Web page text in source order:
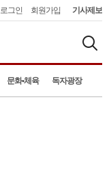
로그인 회원가입 기사제보
문화•체육 독자광장